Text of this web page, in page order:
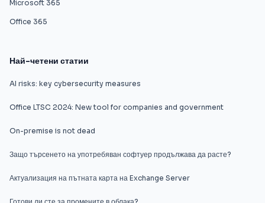
Microsoft 365
Office 365
Най-четени статии
AI risks: key cybersecurity measures
Office LTSC 2024: New tool for companies and government
On-premise is not dead
Защо търсенето на употребяван софтуер продължава да расте?
Актуализация на пътната карта на Exchange Server